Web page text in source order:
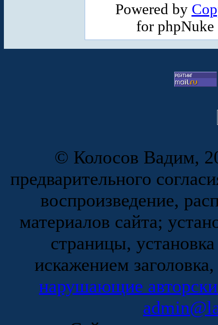
Powered by
for
© Колосов Вадим,
предварительного
воспроизведение,
материалов сайта;
страницы,
искажением
нарушающие